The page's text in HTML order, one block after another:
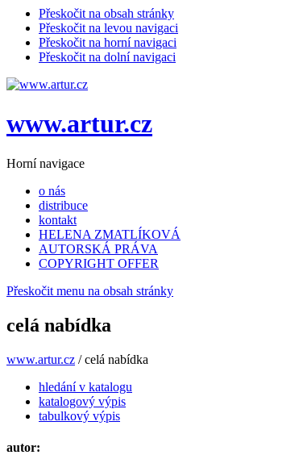
Přeskočit na obsah stránky
Přeskočit na levou navigaci
Přeskočit na horní navigaci
Přeskočit na dolní navigaci
www.artur.cz
Horní navigace
o nás
distribuce
kontakt
HELENA ZMATLÍKOVÁ
AUTORSKÁ PRÁVA
COPYRIGHT OFFER
Přeskočit menu na obsah stránky
celá nabídka
www.artur.cz /celá nabídka
hledání v katalogu
katalogový výpis
tabulkový výpis
autor: